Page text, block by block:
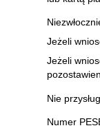
Jeżeli
Jeżeli
Nie
Numer